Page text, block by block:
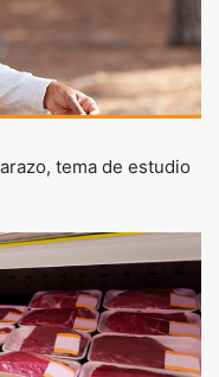
tema de estudio